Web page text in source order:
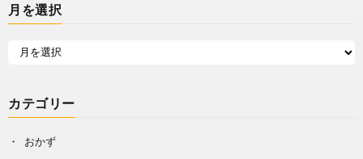
月を選択
カテゴリー
おかず